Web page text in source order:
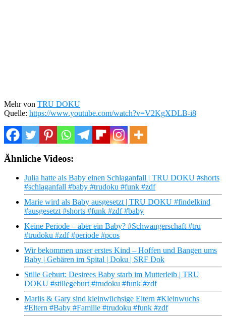
Mehr von TRU DOKU
Quelle: https://www.youtube.com/watch?v=V2KgXDLB-i8
Ähnliche Videos:
Julia hatte als Baby einen Schlaganfall | TRU DOKU #shorts
#schlaganfall #baby #trudoku #funk #zdf
Marie wird als Baby ausgesetzt | TRU DOKU #findelkind
#ausgesetzt #shorts #funk #zdf #baby
Keine Periode – aber ein Baby? #Schwangerschaft #tru
#trudoku #zdf #periode #pcos
Wir bekommen unser erstes Kind – Hoffen und Bangen ums
Baby | Gebären im Spital | Doku | SRF Dok
Stille Geburt: Desirees Baby starb im Mutterleib | TRU
DOKU #stillegeburt #trudoku #funk #zdf
Marlis & Gary sind kleinwüchsige Eltern #Kleinwuchs
#Eltern #Baby #Familie #trudoku #funk #zdf